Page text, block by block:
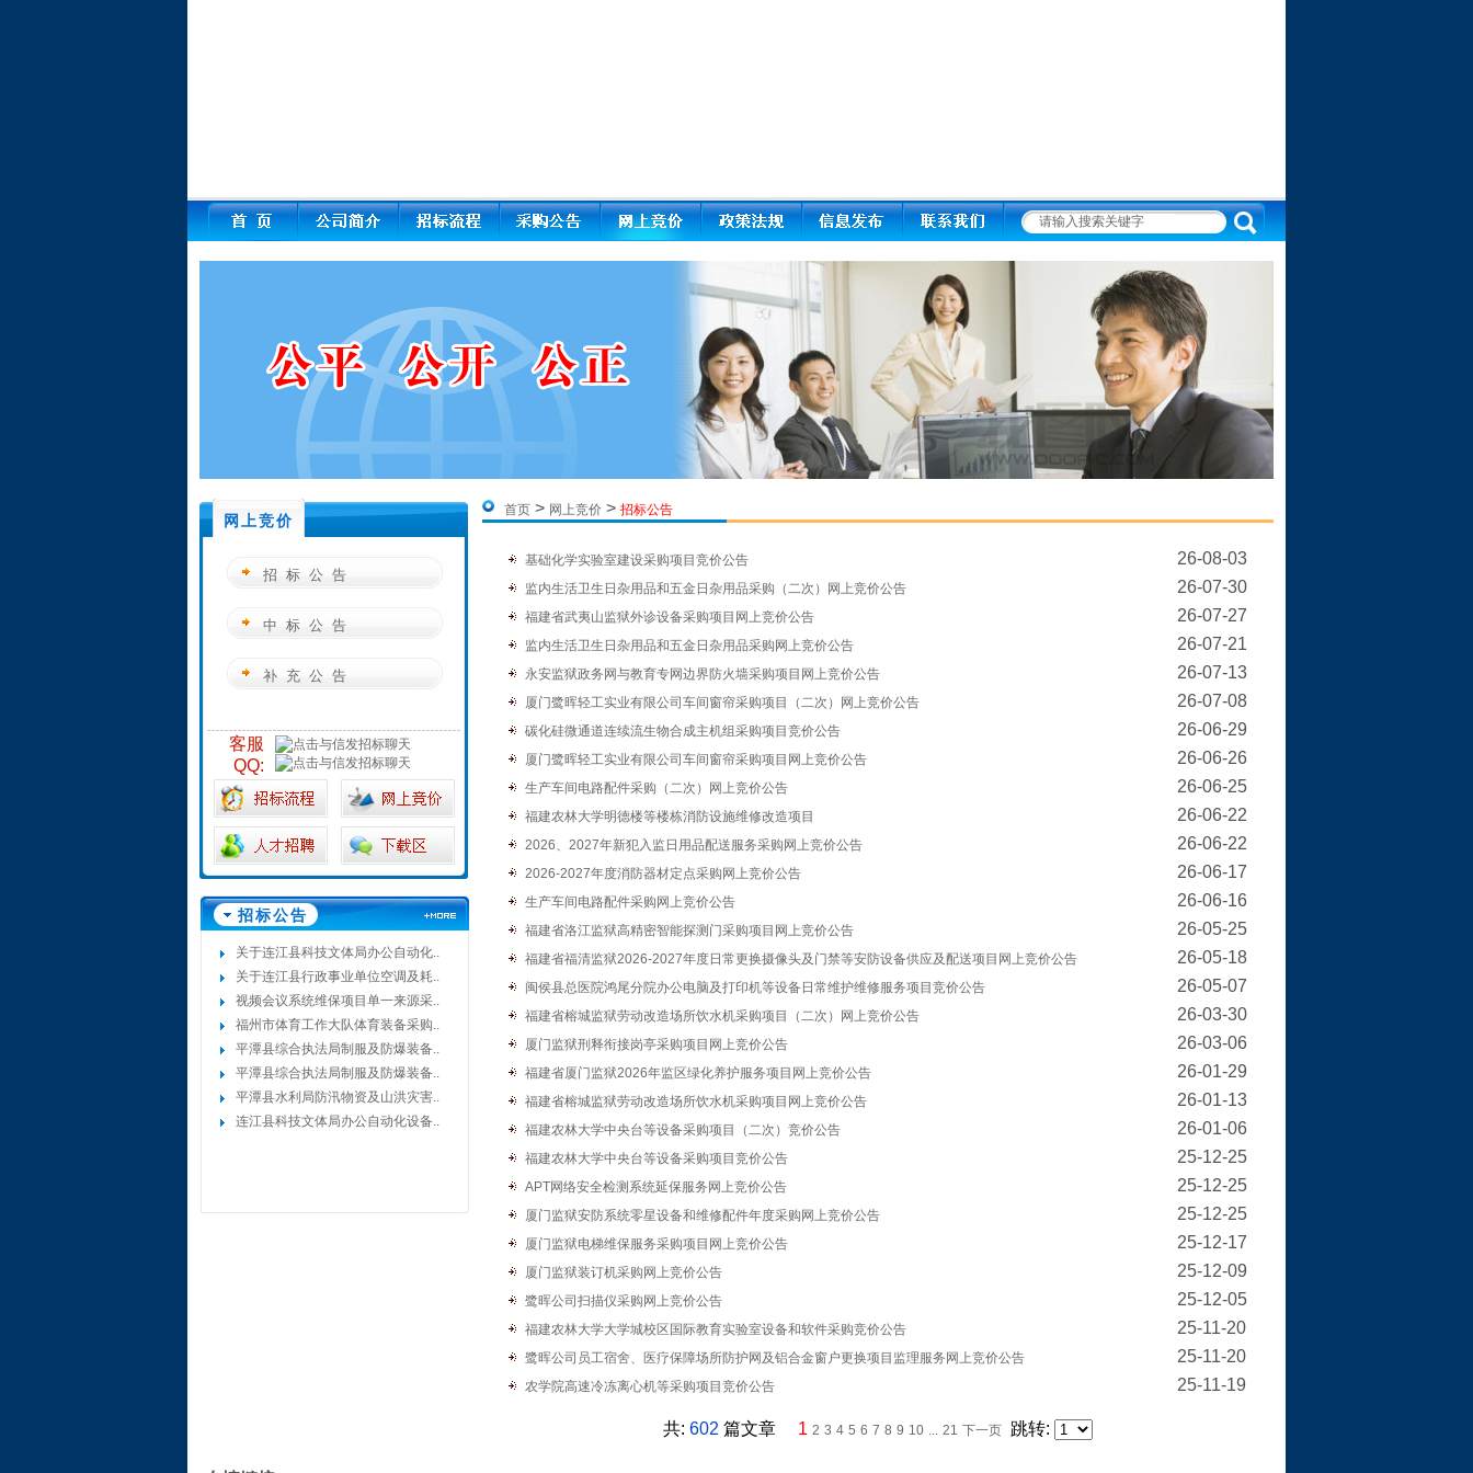
网上竞价
招标公告
中标公告
补充公告
客服
QQ:
招标公告
关于连江县科技文体局办公自动化..
关于连江县行政事业单位空调及耗..
视频会议系统维保项目单一来源采..
福州市体育工作大队体育装备采购..
平潭县综合执法局制服及防爆装备..
平潭县综合执法局制服及防爆装备..
平潭县水利局防汛物资及山洪灾害..
连江县科技文体局办公自动化设备..
首页 > 网上竞价 > 招标公告
基础化学实验室建设采购项目竞价公告 26-08-03
监内生活卫生日杂用品和五金日杂用品采购（二次）网上竞价公告 26-07-30
福建省武夷山监狱外诊设备采购项目网上竞价公告 26-07-27
监内生活卫生日杂用品和五金日杂用品采购网上竞价公告 26-07-21
永安监狱政务网与教育专网边界防火墙采购项目网上竞价公告 26-07-13
厦门鹭晖轻工实业有限公司车间窗帘采购项目（二次）网上竞价公告 26-07-08
碳化硅微通道连续流生物合成主机组采购项目竞价公告 26-06-29
厦门鹭晖轻工实业有限公司车间窗帘采购项目网上竞价公告 26-06-26
生产车间电路配件采购（二次）网上竞价公告 26-06-25
福建农林大学明德楼等楼栋消防设施维修改造项目 26-06-22
2026、2027年新犯入监日用品配送服务采购网上竞价公告 26-06-22
2026-2027年度消防器材定点采购网上竞价公告 26-06-17
生产车间电路配件采购网上竞价公告 26-06-16
福建省洛江监狱高精密智能探测门采购项目网上竞价公告 26-05-25
福建省福清监狱2026-2027年度日常更换摄像头及门禁等安防设备供应及配送项目网上竞价公告 26-05-18
闽侯县总医院鸿尾分院办公电脑及打印机等设备日常维护维修服务项目竞价公告 26-05-07
福建省榕城监狱劳动改造场所饮水机采购项目（二次）网上竞价公告 26-03-30
厦门监狱刑释衔接岗亭采购项目网上竞价公告 26-03-06
福建省厦门监狱2026年监区绿化养护服务项目网上竞价公告 26-01-29
福建省榕城监狱劳动改造场所饮水机采购项目网上竞价公告 26-01-13
福建农林大学中央台等设备采购项目（二次）竞价公告 26-01-06
福建农林大学中央台等设备采购项目竞价公告 25-12-25
APT网络安全检测系统延保服务网上竞价公告 25-12-25
厦门监狱安防系统零星设备和维修配件年度采购网上竞价公告 25-12-25
厦门监狱电梯维保服务采购项目网上竞价公告 25-12-17
厦门监狱装订机采购网上竞价公告 25-12-09
鹭晖公司扫描仪采购网上竞价公告 25-12-05
福建农林大学大学城校区国际教育实验室设备和软件采购竞价公告 25-11-20
鹭晖公司员工宿舍、医疗保障场所防护网及铝合金窗户更换项目监理服务网上竞价公告 25-11-20
农学院高速冷冻离心机等采购项目竞价公告 25-11-19
共: 602 篇文章 1 2 3 4 5 6 7 8 9 10 ... 21 下一页 跳转: